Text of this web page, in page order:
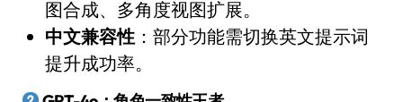
图合成、多角度视图扩展。
中文兼容性：部分功能需切换英文提示词
提升成功率。